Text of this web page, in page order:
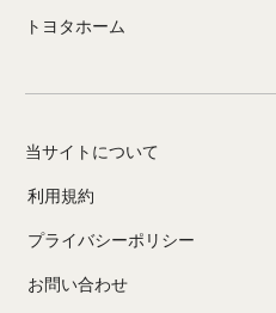
トヨタホーム
当サイトについて
利用規約
プライバシーポリシー
お問い合わせ